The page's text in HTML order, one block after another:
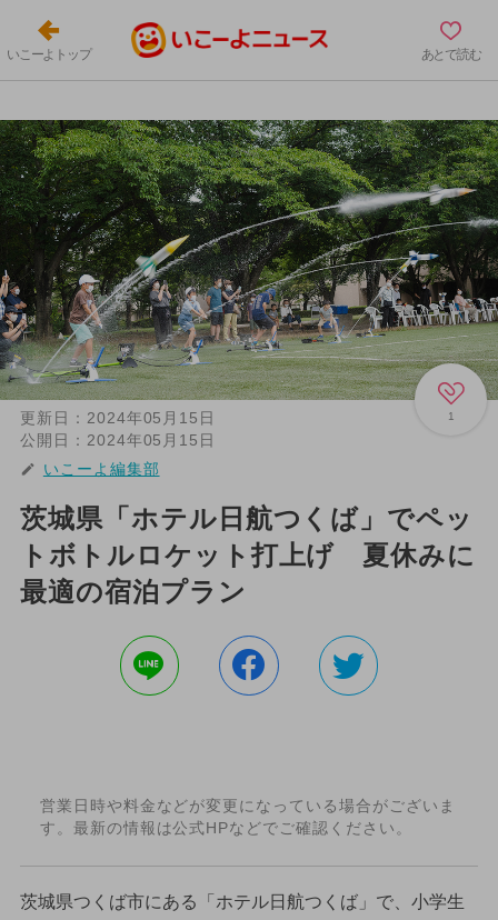
いこーよトップ あとで読む
1
更新日： 2024年05月15日
公開日： 2024年05月15日
いこーよ編集部
茨城県「ホテル日航つくば」でペッ
トボトルロケット打上げ 夏休みに
最適の宿泊プラン
営業日時や料金などが変更になっている場合がございま
す。最新の情報は公式HPなどでご確認ください。
茨城県つくば市にある「ホテル日航つくば」で、小学生